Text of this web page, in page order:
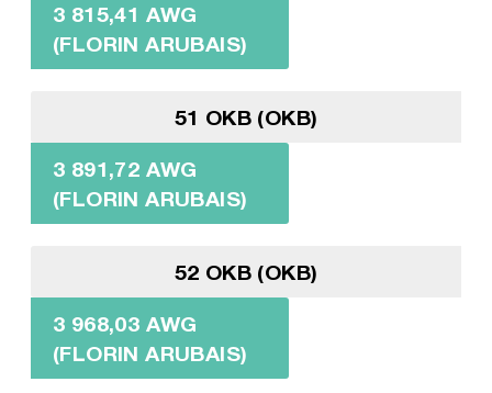
3 815,41 AWG
(FLORIN ARUBAIS)
51 OKB (OKB)
3 891,72 AWG
(FLORIN ARUBAIS)
52 OKB (OKB)
3 968,03 AWG
(FLORIN ARUBAIS)